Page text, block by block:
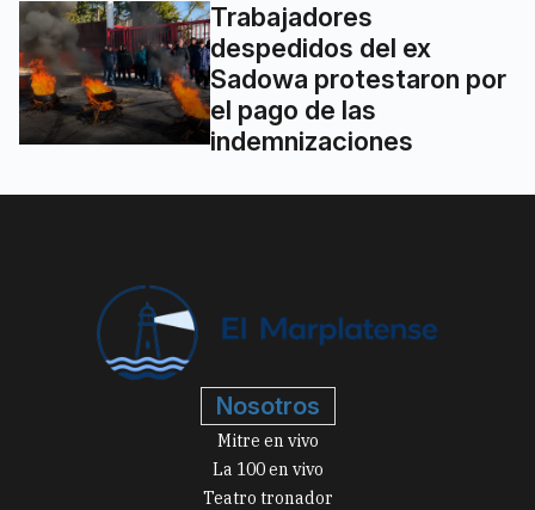
Trabajadores
despedidos del ex
Sadowa protestaron por
el pago de las
indemnizaciones
Nosotros
Mitre en vivo
La 100 en vivo
Teatro tronador